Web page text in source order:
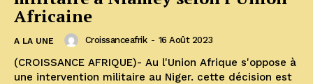
Africaine
A LA UNE Croissanceafrik - 16 Août 2023
(CROISSANCE AFRIQUE)- Au l'Union Afrique s'oppose à
une intervention militaire au Niger. cette décision est